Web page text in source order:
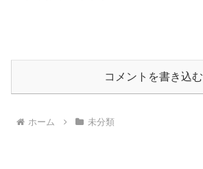
コメントを書き込む
ホーム 未分類